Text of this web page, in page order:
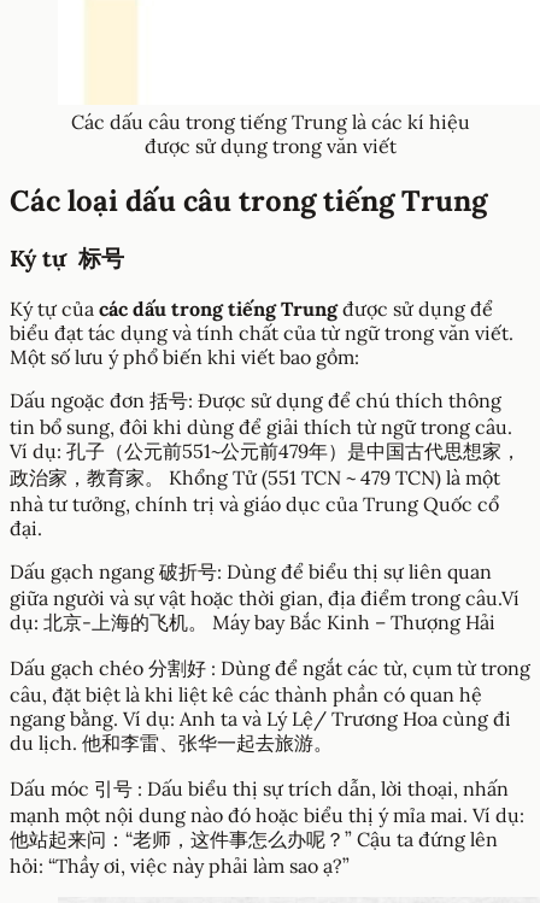
Các dấu câu trong tiếng Trung là các kí hiệu
được sử dụng trong văn viết
Các loại dấu câu trong tiếng Trung
Ký tự 标号
Ký tự của các dấu trong tiếng Trungđược sử dụng để
biểu đạt tác dụng và tính chất của từ ngữ trong văn viết.
Một số lưu ý phổ biến khi viết bao gồm:
Dấu ngoặc đơn 括号: Được sử dụng để chú thích thông
tin bổ sung, đôi khi dùng để giải thích từ ngữ trong câu.
Ví dụ: 孔子（公元前551~公元前479年）是中国古代思想家，
政治家，教育家。 Khổng Tử (551 TCN ~ 479 TCN) là một
nhà tư tưởng, chính trị và giáo dục của Trung Quốc cổ
đại.
Dấu gạch ngang 破折号: Dùng để biểu thị sự liên quan
giữa người và sự vật hoặc thời gian, địa điểm trong câu.Ví
dụ: 北京-上海的飞机。 Máy bay Bắc Kinh – Thượng Hải
Dấu gạch chéo 分割好 : Dùng để ngắt các từ, cụm từ trong
câu, đặt biệt là khi liệt kê các thành phần có quan hệ
ngang bằng. Ví dụ: Anh ta và Lý Lệ/ Trương Hoa cùng đi
du lịch. 他和李雷、张华一起去旅游。
Dấu móc 引号 : Dấu biểu thị sự trích dẫn, lời thoại, nhấn
mạnh một nội dung nào đó hoặc biểu thị ý mỉa mai. Ví dụ:
他站起来问：“老师，这件事怎么办呢？” Cậu ta đứng lên
hỏi: “Thầy ơi, việc này phải làm sao ạ?”